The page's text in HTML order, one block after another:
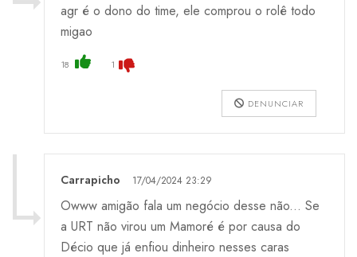
agr é o dono do time, ele comprou o rolê todo
migao
18 1
DENUNCIAR
Carrapicho 17/04/2024 23:29
Owww amigão fala um negócio desse não... Se
a URT não virou um Mamoré é por causa do
Décio que já enfiou dinheiro nesses caras